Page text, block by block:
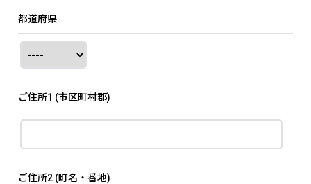
都道府県
ご住所1 (市区町村郡)
ご住所2 (町名・番地)